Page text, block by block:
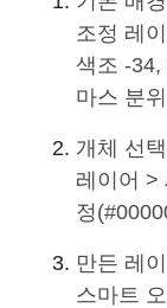
조정 레
색조 -34,
마스 분
개체 선
레이어 >
정
만든 레
스마트